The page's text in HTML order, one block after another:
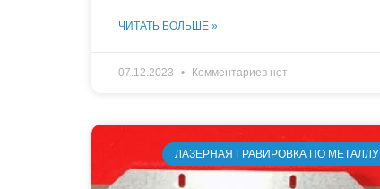
ЧИТАТЬ БОЛЬШЕ »
07.12.2023 Комментариев нет
ЛАЗЕРНАЯ ГРАВИРОВКА ПО МЕТАЛЛУ